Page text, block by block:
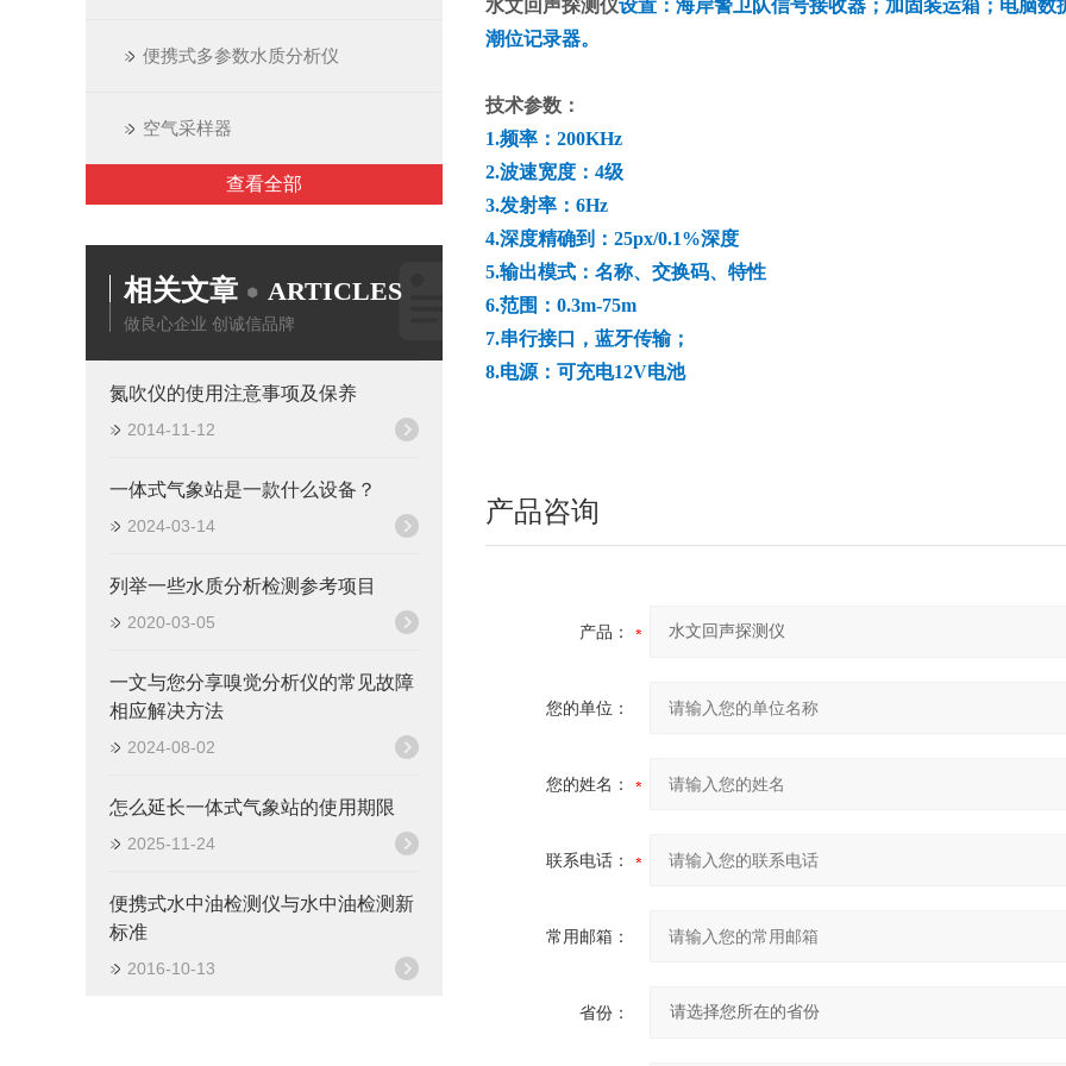
便携式多参数水质分析仪
空气采样器
查看全部
相关文章 ARTICLES
做良心企业 创诚信品牌
氮吹仪的使用注意事项及保养
2014-11-12
一体式气象站是一款什么设备？
2024-03-14
列举一些水质分析检测参考项目
2020-03-05
一文与您分享嗅觉分析仪的常见故障
相应解决方法
2024-08-02
怎么延长一体式气象站的使用期限
2025-11-24
便携式水中油检测仪与水中油检测新
标准
2016-10-13
水文回声探测仪设置：海岸警卫队信号接收器；加固装运箱；电脑数
潮位记录器。
技术参数：
1.频率：200KHz
2.波速宽度：4级
3.发射率：6Hz
4.深度精确到：25px/0.1%深度
5.输出模式：名称、交换码、特性
6.范围：0.3m-75m
7.串行接口，蓝牙传输；
8.电源：可充电12V电池
产品咨询
产品：
您的单位：
您的姓名：
联系电话：
常用邮箱：
省份：